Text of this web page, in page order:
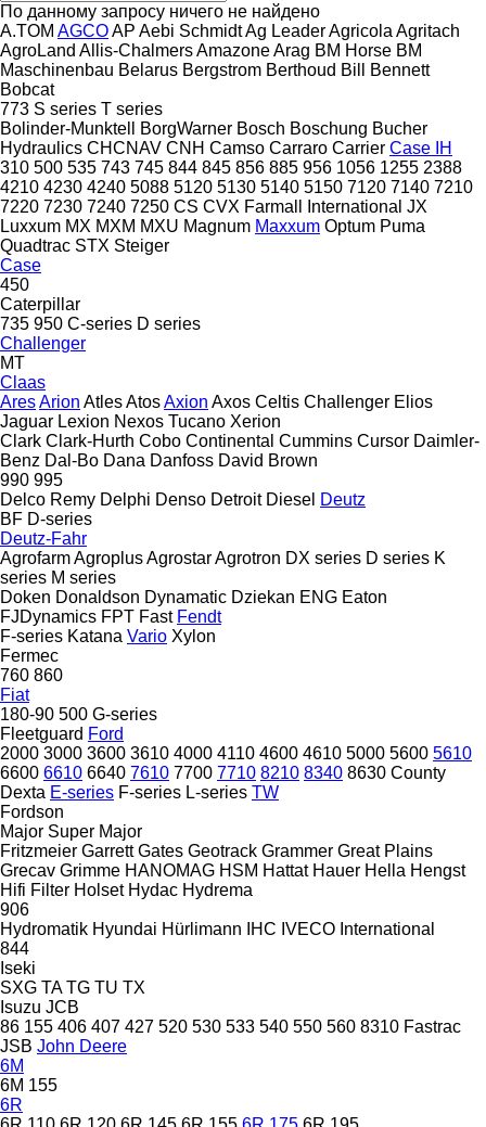
По данному запросу ничего не найдено
A.TOM AGCOAP Aebi SchmidtAg LeaderAgricola Agritach
AgroLand Allis-ChalmersAmazoneArag BM Horse BM
Maschinenbau Belarus Bergstrom Berthoud Bill Bennett
Bobcat
773 S series T series
Bolinder-Munktell
BorgWarner Bosch Boschung Bucher
Hydraulics CHCNAV CNH Camso Carraro Carrier Case IH
310 500 535 743 745 844 845 856 885 956 1056 1255 2388
4210 4230 4240 5088 5120 5130 5140 5150 7120 7140 7210
7220 7230 7240 7250 CS CVX Farmall International JX
Luxxum MX MXM MXU Magnum Maxxum Optum Puma
Quadtrac STX Steiger
Case
450
Caterpillar
735 950 C-series D series
Challenger
MT
Claas
AresArion AtlesAtosAxion Axos Celtis Challenger Elios
Jaguar Lexion Nexos Tucano Xerion
Clark Clark-Hurth Cobo Continental Cummins Cursor Daimler-
Benz Dal-Bo Dana Danfoss David Brown
990 995
Delco Remy Delphi Denso Detroit Diesel Deutz
BF D-series
Deutz-Fahr
AgrofarmAgroplusAgrostarAgrotron DX series D series K
series M series
Doken Donaldson Dynamatic Dziekan ENG Eaton
FJDynamics FPT Fast Fendt
F-series Katana Vario Xylon
Fermec
760 860
Fiat
180-90 500 G-series
Fleetguard Ford
2000 3000 3600 3610 4000 4110 4600 4610 5000 5600 5610
6600 6610 6640 7610 7700 7710 8210 8340 8630 County
Dexta E-series F-series L-series TW
Fordson
Major Super Major
Fritzmeier Garrett Gates Geotrack Grammer Great Plains
Grecav Grimme HANOMAG HSM Hattat Hauer Hella Hengst
Hifi Filter Holset Hydac Hydrema
906
Hydromatik Hyundai Hürlimann IHC IVECO International
844
Iseki
SXG TA TG TU TX
Isuzu JCB
86 155 406 407 427 520 530 533 540 550 560 8310 Fastrac
JSB John Deere
6M
6M 155
6R